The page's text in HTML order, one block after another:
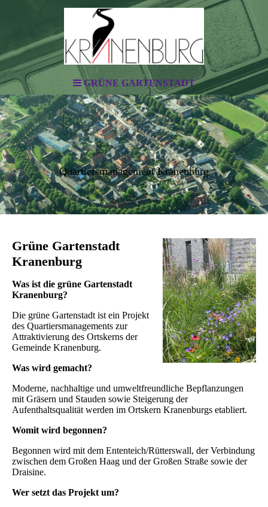
GRÜNE GARTENSTADT
Quartiersmanagement Kranenburg
Grüne Gartenstadt
Kranenburg
Was ist die grüne Gartenstadt
Kranenburg?
Die grüne Gartenstadt ist ein Projekt
des Quartiersmanagements zur
Attraktivierung des Ortskerns der
Gemeinde Kranenburg.
Was wird gemacht?
Moderne, nachhaltige und umweltfreundliche Bepflanzungen
mit Gräsern und Stauden sowie Steigerung der
Aufenthaltsqualität werden im Ortskern Kranenburgs etabliert.
Womit wird begonnen?
Begonnen wird mit dem Ententeich/Rütterswall, der Verbindung
zwischen dem Großen Haag und der Großen Straße sowie der
Draisine.
Wer setzt das Projekt um?